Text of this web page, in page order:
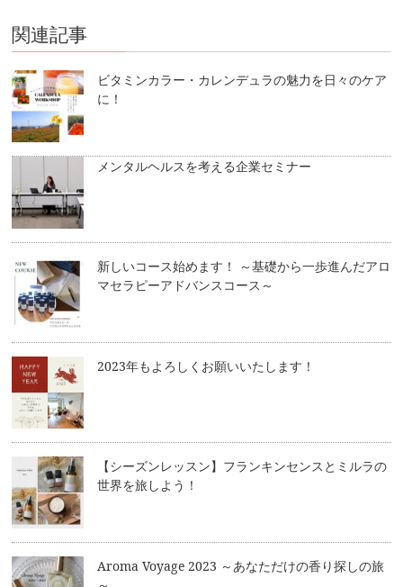
関連記事
ビタミンカラー・カレンデュラの魅力を日々のケア
に！
メンタルヘルスを考える企業セミナー
新しいコース始めます！ ～基礎から一歩進んだアロ
マセラピーアドバンスコース～
2023年もよろしくお願いいたします！
【シーズンレッスン】フランキンセンスとミルラの
世界を旅しよう！
Aroma Voyage 2023 ～あなただけの香り探しの旅